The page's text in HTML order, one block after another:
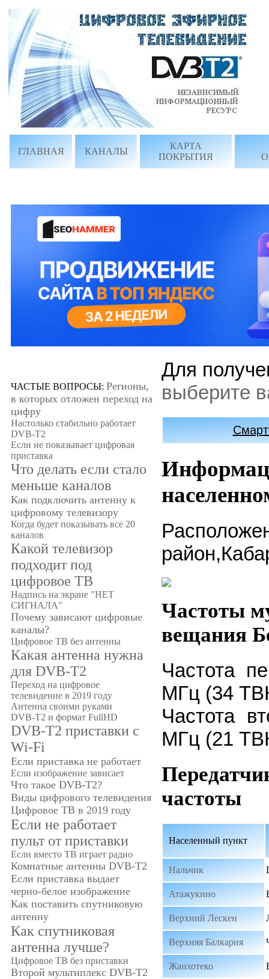
ГЛАВНАЯ КАНАЛЫ
КАРТА
ПОКРЫТИЯ
ЧАСТЫЕ ВОПРОСЫ: Регионы,
в которых отложен переход на
цифру
Настолько стабильно работает
DVB-T2
Если не показывает цифровая
приставка
Что делать если стало
меньше каналов
Как подключить антенну к
цифровому телевизору
Когда будет показывать все 20
каналов
Какой телевизор
подходит под
цифровое ТВ
Надпись на экране "НЕТ
СИГНАЛА"
Почему зависают цифровые
каналы?
Цифровое ТВ без антенны
Какая антенна нужна
для DVB-T2
Переход на цифровое
телевидение в 2019 году
Антенна своими руками
DVB-T2 и формат FullHD
DVB-T2 приставки с
Wi-Fi
Если приставка не работает
Если изображение зависает
Что такое DVB-T2?
Виды цифрового телевидения
Цифровое ТВ в 2019 году
Если не работает
пульт от приставки
Если вместо ТВ играет радио
Комнатные антенны DVB-T2
Если приставка выдает
черно-белое изображение
Как поставить спутниковую
антенну
Как спутниковая
антенна лучше?
Цифровое ТВ без приставки
Второй мультиплекс DVB-T2
Для
выберите
Частоты
вещания
Частота
МГц (34
Частота
МГц (21
частоты
Населенный пункт
Нальчик
Атажукино
Верхний Лескен
Верхняя Балкария
Жанхотеко